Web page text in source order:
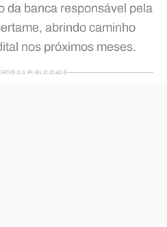
da banca responsável pela
abrindo caminho
nos próximos meses.
DA PUBLICIDADE